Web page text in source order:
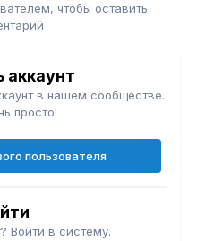
чтобы оставить
аккаунт
в нашем сообществе.
просто!
пользователя
Войти в систему.